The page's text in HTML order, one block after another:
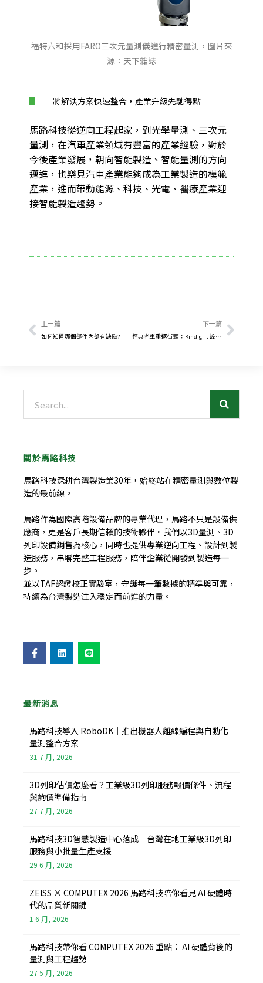
福特六和採用FARO三次元量測儀進行精密量測，圖片來
源：天下雜誌
將解決方案快速整合，產業升級先馳得點
馬路科技從逆向工程起家，到光學量測、三次元
量測，在汽車產業領域有豐富的產業經驗，對於
今後產業發展，朝向智能製造、智能量測的方向
邁進，也樂見汽車產業能夠成為工業製造的模範
產業，進而帶動能源、科技、光電、醫療產業迎
接智能製造趨勢。
上一頁
上一篇
如何知道哪個部件內部有缺陷?
下一篇
經典老車重返街頭：Kindig-It 設計公司以逆向技術改裝汽車
下一
關於馬路科技
馬路科技深耕台灣製造業30年，始終站在精密量測與數位製
造的最前線。
馬路作為國際高階設備品牌的專業代理，馬路不只是設備供
應商，更是客戶長期信賴的技術夥伴。我們以3D量測、3D
列印設備銷售為核心，同時也提供專業逆向工程、設計到製
造服務，串聯完整工程服務，陪伴企業從開發到製造每一
步。
並以TAF認證校正實驗室，守護每一筆數據的精準與可靠，
持續為台灣製造注入穩定而前進的力量。
F
a
c
o
k
f
L
i
n
L
i
n
最新消息
馬路科技導入 RoboDK｜推出機器人離線編程與自動化
量測整合方案
31 7 月, 2026
3D列印估價怎麼看？工業級3D列印服務報價條件、流程
與詢價準備指南
27 7 月, 2026
馬路科技3D智慧製造中心落成｜台灣在地工業級3D列印
服務與小批量生產支援
29 6 月, 2026
ZEISS × COMPUTEX 2026 馬路科技陪你看見 AI 硬體時
代的品質新關鍵
1 6 月, 2026
馬路科技帶你看 COMPUTEX 2026 重點： AI 硬體背後的
量測與工程趨勢
27 5 月, 2026